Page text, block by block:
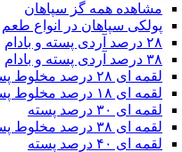
مشاهده همه گز سپاهان
پولکی سپاهان در انواع طعم
۲۸ درصد آردی پسته و بادام
۳۸ درصد آردی پسته و بادام
لقمه ای ۲۸ درصد مخلوط پسته و بادام
لقمه ای ۱۸ درصد مخلوط پسته و بادام
لقمه ای ۳۰ درصد پسته
لقمه ای ۳۸ درصد مخلوط پسته و بادام
لقمه ای ۴۰ درصد پسته